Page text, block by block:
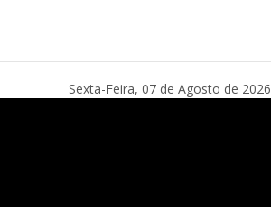
Sexta-Feira, 07 de Agosto de 2026